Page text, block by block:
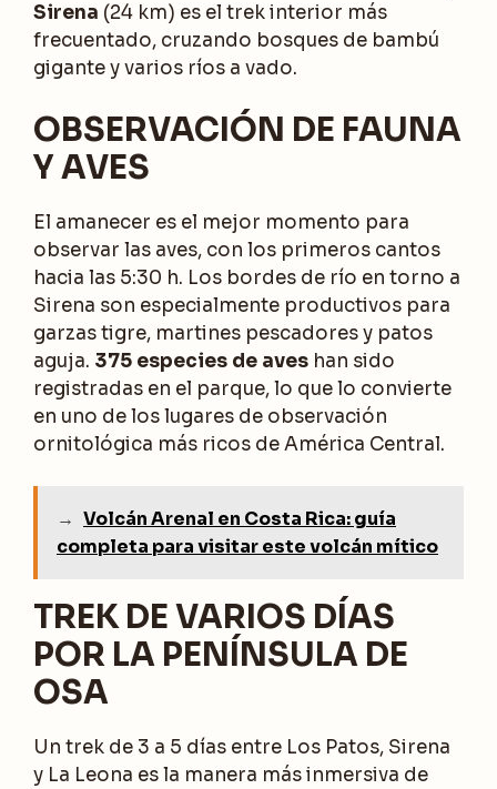
Sirena (24 km) es el trek interior más
frecuentado, cruzando bosques de bambú
gigante y varios ríos a vado.
OBSERVACIÓN DE FAUNA
Y AVES
El amanecer es el mejor momento para
observar las aves, con los primeros cantos
hacia las 5:30 h. Los bordes de río en torno a
Sirena son especialmente productivos para
garzas tigre, martines pescadores y patos
aguja. 375 especies de aves han sido
registradas en el parque, lo que lo convierte
en uno de los lugares de observación
ornitológica más ricos de América Central.
→ Volcán Arenal en Costa Rica: guía
completa para visitar este volcán mítico
TREK DE VARIOS DÍAS
POR LA PENÍNSULA DE
OSA
Un trek de 3 a 5 días entre Los Patos, Sirena
y La Leona es la manera más inmersiva de